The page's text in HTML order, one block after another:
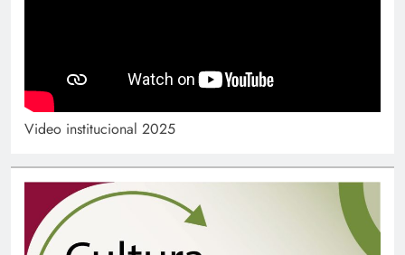
Video institucional 2025